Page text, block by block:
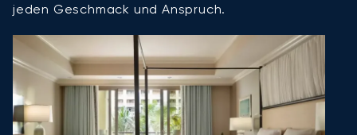
jeden Geschmack und Anspruch.